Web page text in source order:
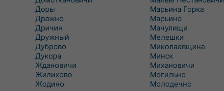
Доры
Дражно
Дричин
Дружный
Дуброво
Дукора
Ждановичи
Жилихово
Жодино
Марьина Горка
Марьино
Мачулищи
Мелешки
Миколаевщина
Минск
Михановичи
Могильно
Молодечно